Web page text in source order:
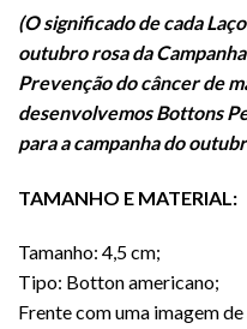
(O significado de cada
outubro rosa da
Prevenção docâncerde
desenvolvemos Bottons
para a campanha do
TAMANHO E MATERIAL:
Tamanho: 4,5 cm;
Tipo: Botton americano;
Frente com uma imagem